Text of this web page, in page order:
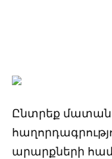
Ընտրեք
արարքների